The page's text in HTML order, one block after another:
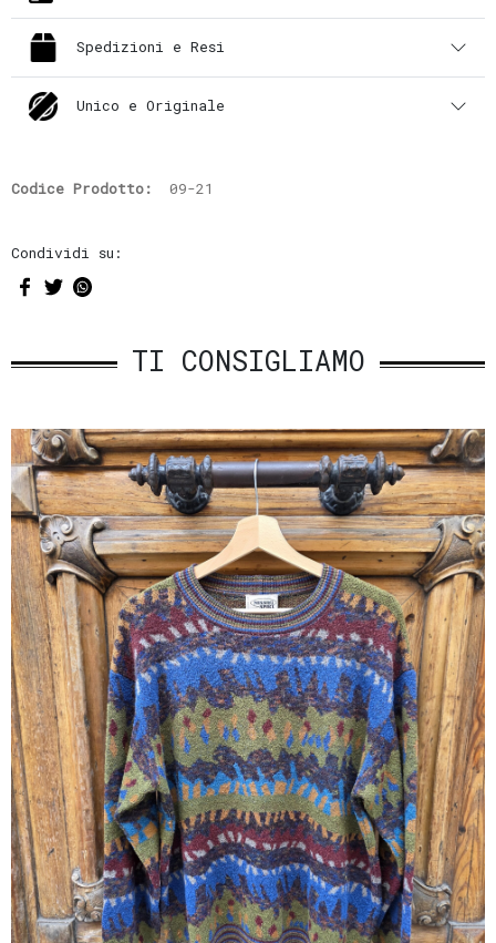
Spedizioni e Resi
Unico e Originale
Codice Prodotto: 09-21
Condividi su:
TI CONSIGLIAMO